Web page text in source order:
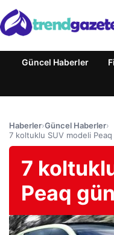
Güncel Haberler
Haberler›Güncel Haberler›
7 koltuklu SUV modeli Peaq
7
Peaq